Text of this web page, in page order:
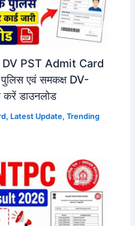
PST Admit Card
पुलिस एवं समकक्ष DV-
करें डाउनलोड
, Latest Update,Trending